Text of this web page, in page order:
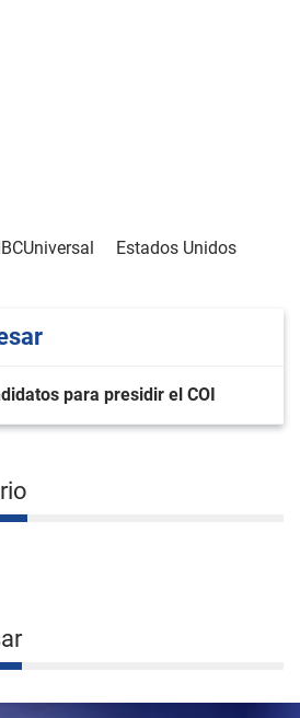
Estados Unidos
para presidir el COI